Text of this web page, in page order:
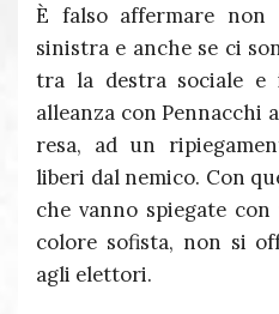
È falso affermare non
sinistra e anche se ci
tra la destra sociale e
alleanza con Pennacchi
resa, ad un
liberi dal nemico. Con
che vanno spiegate
colore sofista, non si
agli elettori.